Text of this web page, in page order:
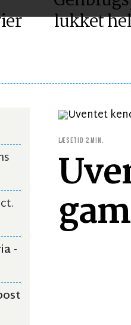
lukket
-
LÆSETID 2 MIN.